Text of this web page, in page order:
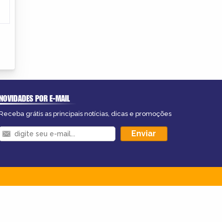
POR E-MAIL
grátis as principais notícias, dicas e promoções